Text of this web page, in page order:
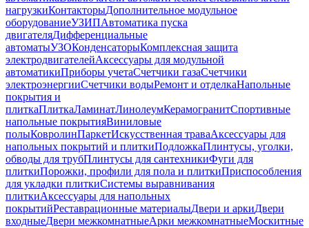
нагрузкиКонтакторыДополнительное модульное
оборудованиеУЗИПАвтоматика пуска
двигателяДифференциальные
автоматыУЗОКонденсаторыКомплексная защита
электродвигателейАксессуары для модульной
автоматикиПриборы учетаСчетчики газаСчетчики
электроэнергииСчетчики водыРемонт и отделкаНапольные
покрытия и
плиткаПлиткаЛаминатЛинолеумКерамогранитСпортивные
напольные покрытияВиниловые
полыКовролинПаркетИскусственная траваАксессуары для
напольных покрытий и плиткиПодложкаПлинтусы, уголки,
обводы для трубПлинтусы для сантехникиФуги для
плиткиПорожки, профили для пола и плиткиПриспособления
для укладки плиткиСистемы выравнивания
плиткиАксессуары для напольных
покрытийРеставрационные материалыДвери и аркиДвери
входныеДвери межкомнатныеАрки межкомнатныеМоскитные